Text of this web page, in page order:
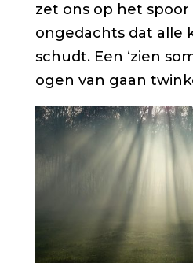
zet ons op het spoor
ongedachts dat alle
schudt. Een ‘zien
ogen van gaan